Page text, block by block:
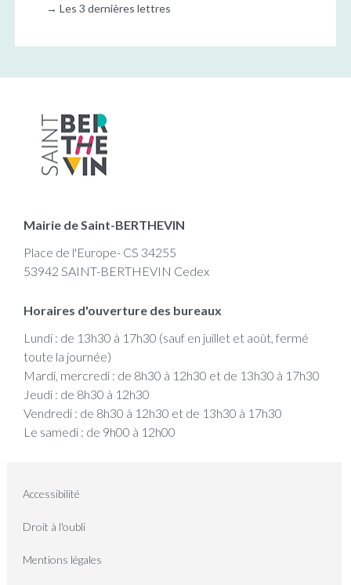
→ Les 3 dernières lettres
Mairie de Saint-BERTHEVIN
Place de l'Europe- CS 34255
53942 SAINT-BERTHEVIN Cedex
Horaires d'ouverture des bureaux
Lundi : de 13h30 à 17h30 (sauf en juillet et août, fermé
toute la journée)
Mardi, mercredi : de 8h30 à 12h30 et de 13h30 à 17h30
Jeudi : de 8h30 à 12h30
Vendredi : de 8h30 à 12h30 et de 13h30 à 17h30
Le samedi : de 9h00 à 12h00
Accessibilité
Droit à l'oubli
Mentions légales